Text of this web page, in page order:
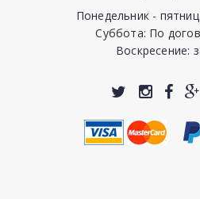
Понедельник -
Суббота: По
Воскресение: